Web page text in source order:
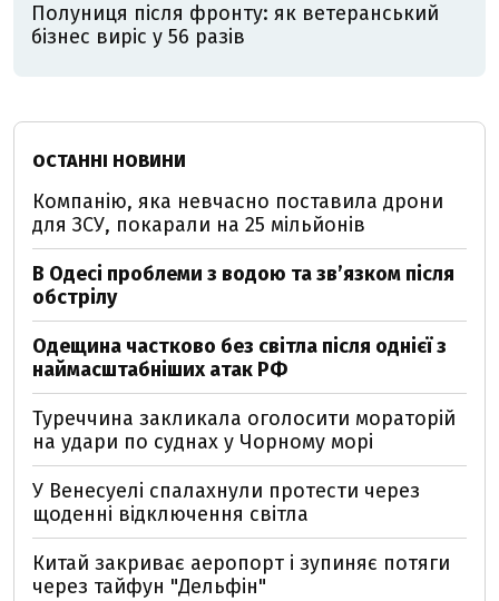
Полуниця після фронту: як ветеранський
бізнес виріс у 56 разів
ОСТАННІ НОВИНИ
Компанію, яка невчасно поставила дрони
для ЗСУ, покарали на 25 мільйонів
В Одесі проблеми з водою та звʼязком після
обстрілу
Одещина частково без світла після однієї з
наймасштабніших атак РФ
Туреччина закликала оголосити мораторій
на удари по суднах у Чорному морі
У Венесуелі спалахнули протести через
щоденні відключення світла
Китай закриває аеропорт і зупиняє потяги
через тайфун "Дельфін"